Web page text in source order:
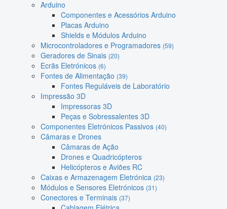
Arduino
Componentes e Acessórios Arduino
Placas Arduino
Shields e Módulos Arduino
Microcontroladores e Programadores (59)
Geradores de Sinais (20)
Ecrãs Eletrónicos (6)
Fontes de Alimentação (39)
Fontes Reguláveis de Laboratório
Impressão 3D
Impressoras 3D
Peças e Sobressalentes 3D
Componentes Eletrónicos Passivos (40)
Câmaras e Drones
Câmaras de Ação
Drones e Quadricópteros
Helicópteros e Aviões RC
Caixas e Armazenagem Eletrónica (23)
Módulos e Sensores Eletrónicos (31)
Conectores e Terminais (37)